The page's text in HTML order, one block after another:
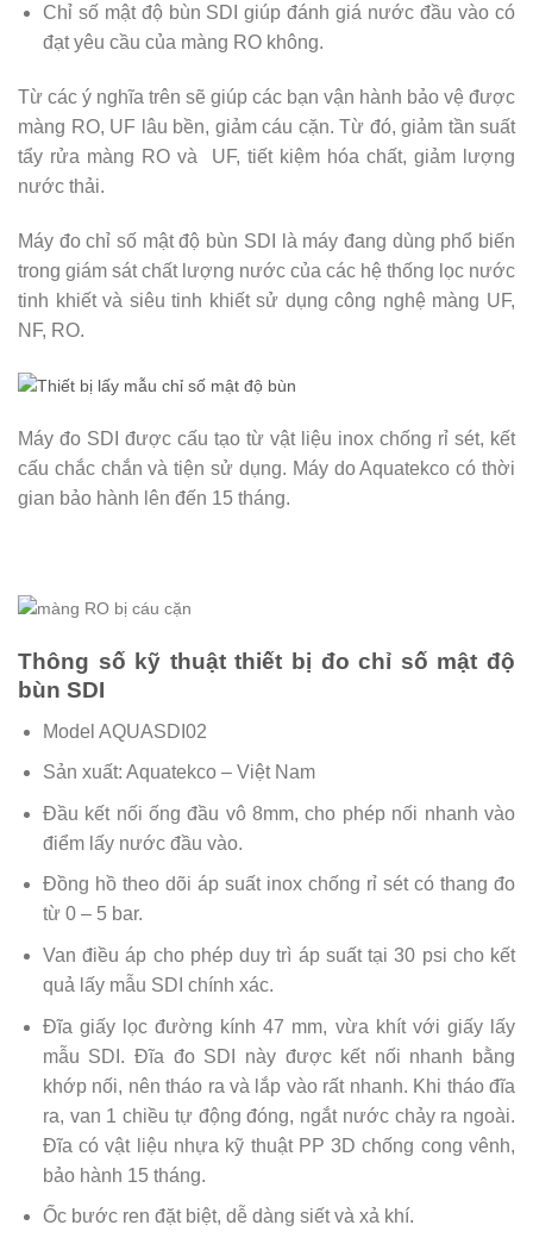
Chỉ số mật độ bùn SDI giúp đánh giá nước đầu vào có
đạt yêu cầu của màng RO không.
Từ các ý nghĩa trên sẽ giúp các bạn vận hành bảo vệ được
màng RO, UF lâu bền, giảm cáu cặn. Từ đó, giảm tần suất
tẩy rửa màng RO và UF, tiết kiệm hóa chất, giảm lượng
nước thải.
Máy đo chỉ số mật độ bùn SDI là máy đang dùng phổ biến
trong giám sát chất lượng nước của các hệ thống lọc nước
tinh khiết và siêu tinh khiết sử dụng công nghệ màng UF,
NF, RO.
Máy đo SDI được cấu tạo từ vật liệu inox chống rỉ sét, kết
cấu chắc chắn và tiện sử dụng. Máy do Aquatekco có thời
gian bảo hành lên đến 15 tháng.
Thông số kỹ thuật thiết bị đo chỉ số mật độ
bùn SDI
Model AQUASDI02
Sản xuất: Aquatekco – Việt Nam
Đầu kết nối ống đầu vô 8mm, cho phép nối nhanh vào
điểm lấy nước đầu vào.
Đồng hồ theo dõi áp suất inox chống rỉ sét có thang đo
từ 0 – 5 bar.
Van điều áp cho phép duy trì áp suất tại 30 psi cho kết
quả lấy mẫu SDI chính xác.
Đĩa giấy lọc đường kính 47 mm, vừa khít với giấy lấy
mẫu SDI. Đĩa đo SDI này được kết nối nhanh bằng
khớp nối, nên tháo ra và lắp vào rất nhanh. Khi tháo đĩa
ra, van 1 chiều tự động đóng, ngắt nước chảy ra ngoài.
Đĩa có vật liệu nhựa kỹ thuật PP 3D chống cong vênh,
bảo hành 15 tháng.
Ốc bước ren đặt biệt, dễ dàng siết và xả khí.